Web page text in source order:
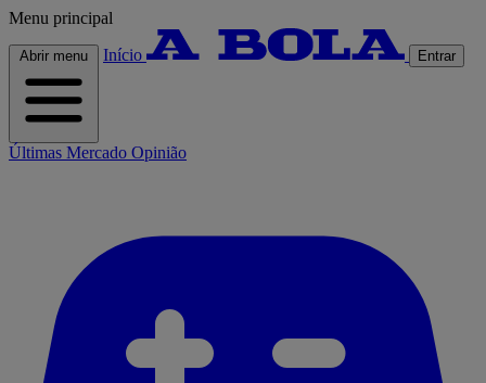
Menu principal
Abrir menu Início Entrar
Últimas Mercado Opinião